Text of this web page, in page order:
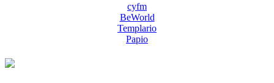
cyfm
BeWorld
Templario
Papio